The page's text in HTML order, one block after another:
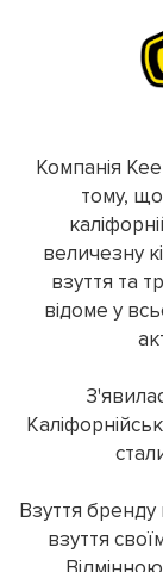
Компанія
тому,
величезну
взуття та
відоме у
Взуття бренду
взуття